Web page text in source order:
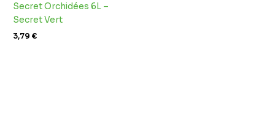
Secret Orchidées 6L –
Secret Vert
3,79€